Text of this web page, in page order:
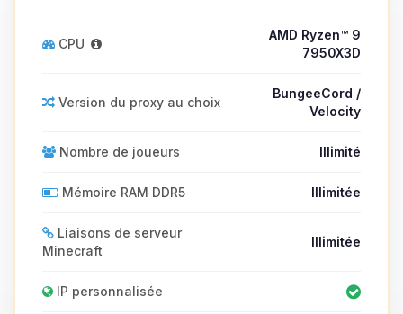
CPU
AMD Ryzen™ 9
7950X3D
Version du proxy au choix
BungeeCord /
Velocity
Nombre de joueurs Illimité
Mémoire RAM DDR5 Illimitée
Liaisons de serveur
Minecraft
Illimitée
IP personnalisée